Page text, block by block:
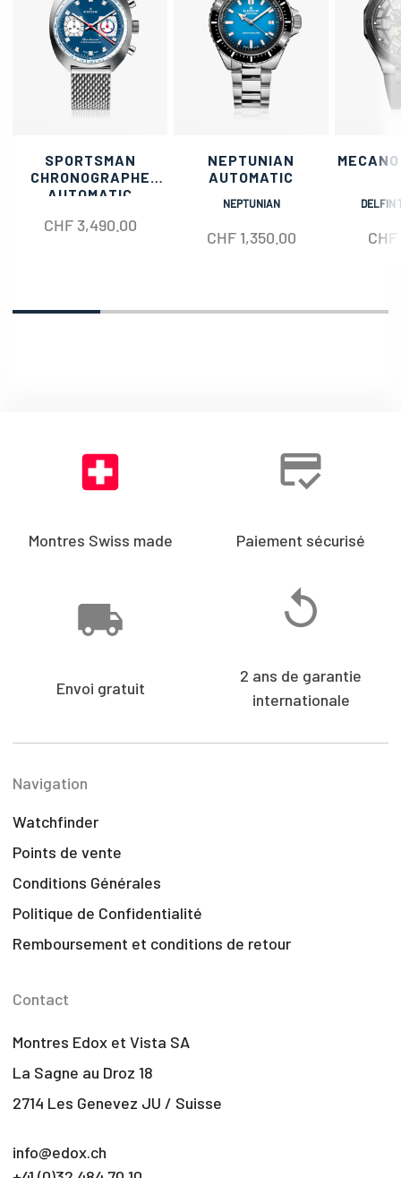
SPORTSMAN
CHRONOGRAPHE
AUTOMATIC
CHF3,490.00
NEPTUNIAN
AUTOMATIC
NEPTUNIAN
CHF1,350.00
DELFIN
CHF
Montres Swiss made Paiement sécurisé
Envoi gratuit
2 ans de garantie
internationale
Navigation
Watchfinder
Points de vente
Conditions Générales
Politique de Confidentialité
Remboursement et conditions de retour
Contact
Montres Edox et Vista SA
La Sagne au Droz 18
2714 Les Genevez JU / Suisse
info@edox.ch